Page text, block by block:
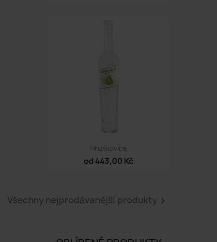
Hruškovice
od 443,00 Kč
Všechny nejprodávanější produkty 